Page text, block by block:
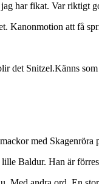
har fikat. Var riktigt
Kanonmotion att få
det Snitzel.Känns
med Skagenröra
Baldur. Han är